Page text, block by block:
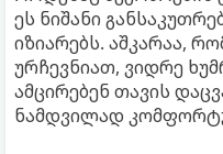
ეს ნიშანი
იზიარებს. აშკარაა,
ურჩევნიათ, ვიდრე
ამცირებენ თავის
ნამდვილად